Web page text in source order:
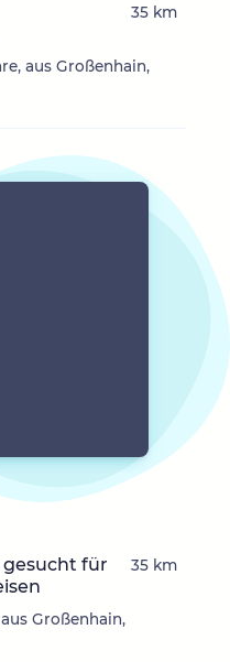
aus Großenhain,
35 km
gesucht für
Großenhain,
35 km